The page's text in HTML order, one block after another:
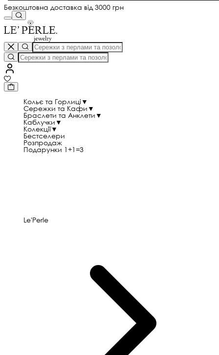
Безкоштовна доставка від 3000 грн
Кольє та Горлиці ▼
Сережки та Кафи ▼
Браслети та Анклети ▼
Каблучки ▼
Колекції▼
Бестселери
Розпродаж
Подарунки 1+1=3
Le'Perle